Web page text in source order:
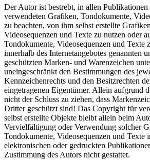
Der Autor ist bestrebt, in allen Publikationen
verwendeten Grafiken, Tondokumente,
zu beachten, von ihm selbst erstellte
Videosequenzen und Texte zu nutzen oder
Tondokumente, Videosequenzen und Texte
innerhalb des Internetangebotes genannten
geschützten Marken- und Warenzeichen
uneingeschränkt den Bestimmungen des
Kennzeichenrechts und den Besitzrechten
eingetragenen Eigentümer. Allein aufgrund
nicht der Schluss zu ziehen, dass
Dritter geschützt sind! Das Copyright für
selbst erstellte Objekte bleibt allein beim
Vervielfältigung oder Verwendung solcher
Tondokumente, Videosequenzen und Texte
elektronischen oder gedruckten
Zustimmung des Autors nicht gestattet.